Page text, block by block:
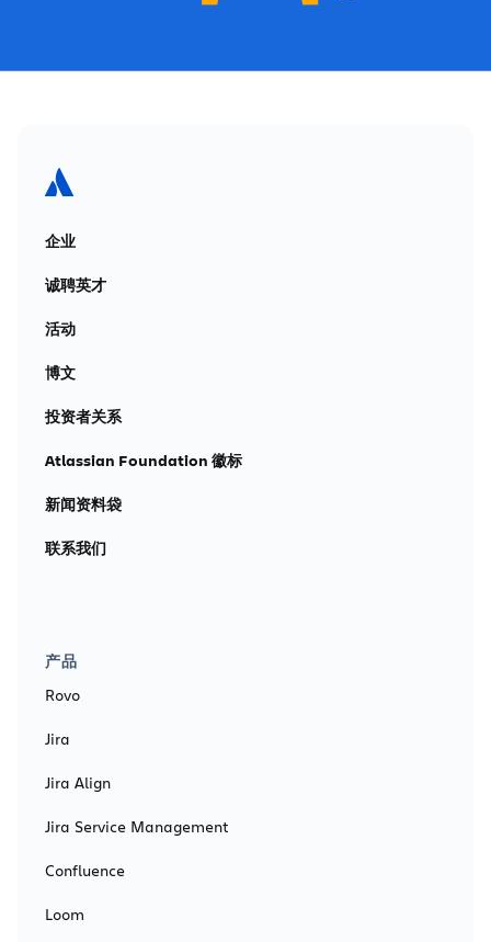
企业
诚聘英才
活动
博文
投资者关系
Atlassian Foundation 徽标
新闻资料袋
联系我们
产品
Rovo
Jira
Jira Align
Jira Service Management
Confluence
Loom